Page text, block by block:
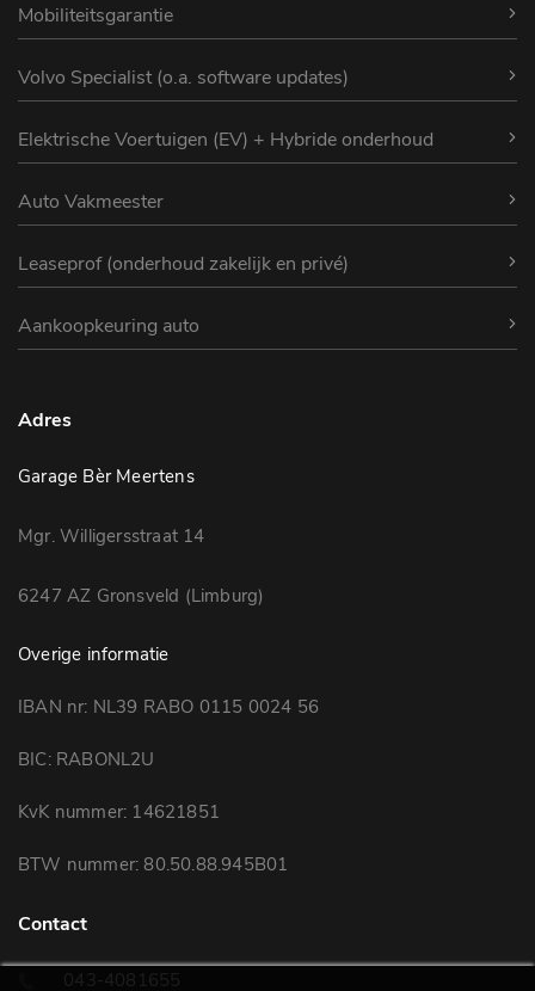
Mobiliteitsgarantie
Volvo Specialist (o.a. software updates)
Elektrische Voertuigen (EV) + Hybride onderhoud
Auto Vakmeester
Leaseprof (onderhoud zakelijk en privé)
Aankoopkeuring auto
Adres
Garage Bèr Meertens
Mgr. Willigersstraat 14
6247 AZ Gronsveld (Limburg)
Overige informatie
IBAN nr: NL39 RABO 0115 0024 56
BIC: RABONL2U
KvK nummer: 14621851
BTW nummer: 80.50.88.945B01
Contact
043-4081655